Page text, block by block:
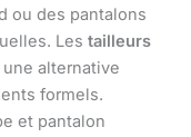
ou des pantalons
Les tailleurs
alternative
formels.
et pantalon